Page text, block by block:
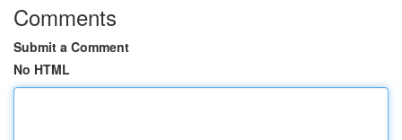
Comments
Submit a Comment
No HTML